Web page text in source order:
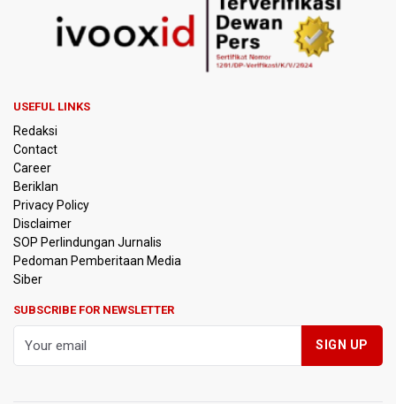
TNI Gelar Latihan Kesiapsiagaan Penanggulangan
Bencana Gempa Bumi dan Tsunami di Bali
Polisi saat Razia Knalpot Brong
BPS Sebut Sensus Ekonomi 2026 untuk Perbarui Data
Insiden Penembakan Terjadi di Festival Budaya Lembah
Baliem di Papua Pegunungan, Dua Warga Terluka
Kebakaran Hutan dan Lahan Terjadi di Sejumlah Wilayah
di Sumatra, Kalimantan, dan Pulau Jawa
Pemadaman
SEA V Cup 2026: Timnas Voli Putri Indonesia Kalah 0-3
USEFUL LINKS
Redaksi
Contact
Career
Beriklan
Privacy Policy
Disclaimer
SOP Perlindungan Jurnalis
Pedoman Pemberitaan Media
Siber
SUBSCRIBE FOR NEWSLETTER